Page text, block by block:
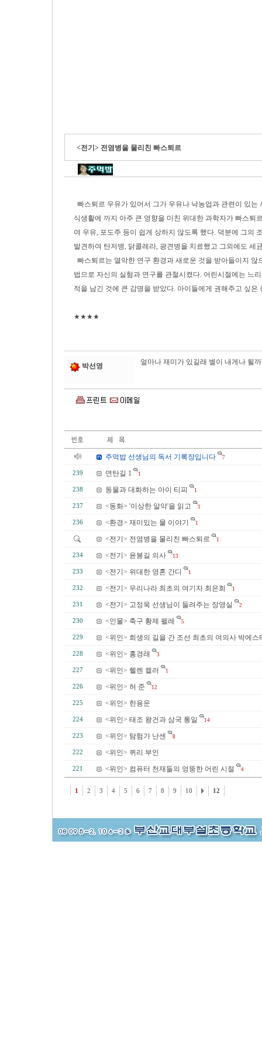
<전기> 전염병을 물리친 빠스퇴르
빠스퇴르 우유가 있어서 그가 우유나 낙농업과 관련이 있
식생활에 까지 아주 큰 영향을 미친 위대한 과학자가 빠스
여 우유, 포도주 등이 쉽게 상하지 않도록 했다. 덕분에 그의
발견하여 탄저병, 닭콜레라, 광견병을 치료했고 그외에도
빠스퇴르는 열악한 연구 환경과 새로운 것을 받아들이지
법으로 자신의 실험과 연구를 관철시켰다. 어린시절에는 느
적을 남긴 것에 큰 감명을 받았다. 아이들에게 권해주고 싶은
★★★★
박선영 얼마나 재미가 있길래 별이 내게나 될까
주먹밥 선생님의 독서 기록장입니다 7
239 연탄길 1 1
238 동물과 대화하는 아이 티피 1
237 <동화> '이상한 알약'을 읽고 1
236 <환경> 재미있는 물 이야기 1
<전기> 전염병을 물리친 빠스퇴르 1
234 <전기> 윤봉길 의사 13
233 <전기> 위대한 영혼 간디 1
232 <전기> 우리나라 최초의 여기자 최은희 1
231 <전기> 고정욱 선생님이 들려주는 장영실 2
230 <인물> 축구 황제 펠레 5
229 <위인> 희생의 길을 간 조선 최초의 여의사 박에스
228 <위인> 홍경래 3
227 <위인> 헬렌 켈러 1
226 <위인> 허 준 12
225 <위인> 한용운
224 <위인> 태조 왕건과 삼국 통일 14
223 <위인> 탐험가 난센 8
222 <위인> 퀴리 부인
221 <위인> 컴퓨터 천재들의 엉뚱한 어린 시절 4
1 2 3 4 5 6 7 8 9 10 12